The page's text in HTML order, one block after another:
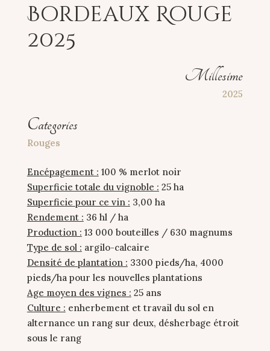
Bordeaux Rouge
2025
Millesime
2025
Categories
Rouges
Encépagement : 100 % merlot noir
Superficie totale du vignoble : 25 ha
Superficie pour ce vin : 3,00 ha
Rendement : 36 hl / ha
Production : 13 000 bouteilles / 630 magnums
Type de sol : argilo-calcaire
Densité de plantation : 3300 pieds/ha, 4000
pieds/ha pour les nouvelles plantations
Age moyen des vignes : 25 ans
Culture : enherbement et travail du sol en
alternance un rang sur deux, désherbage étroit
sous le rang